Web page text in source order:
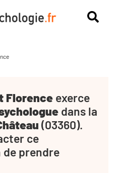
Florence exerce
dans la
(03360).
ce
prendre